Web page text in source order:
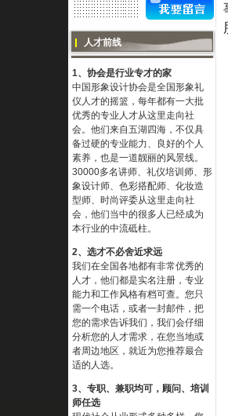
人才前线
1、协会是行业专才的家
中国形象设计协会是全国形象礼
仪人才的摇篮，每年都有一大批
优秀的专业人才从这里走向社
会。他们来自五湖四海，不仅具
备过硬的专业能力、良好的个人
素养，也是一道靓丽的风景线。
30000多名讲师、礼仪培训师、形
象设计师、色彩搭配师、化妆造
型师、时尚评委从这里走向社
会，他们当中的很多人已经成为
本行业的中流砥柱。
2、选才不必舍近求远
我们在全国各地都有非常优秀的
人才，他们都是实名注册，专业
能力和工作风格有档可查。您只
需一个电话，或者一封邮件，把
您的需求告诉我们，我们会仔细
分析您的人才需求，在您当地或
者周边地区，就近为您推荐最合
适的人选。
3、专职、兼职均可，顾问、培训
师任选